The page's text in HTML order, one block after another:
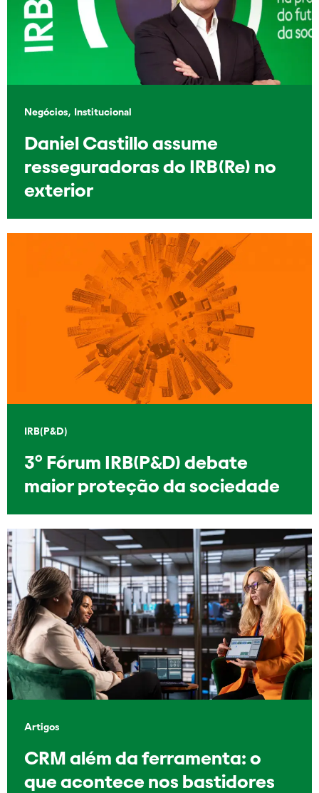
Negócios, Institucional
Daniel Castillo assume
resseguradoras do IRB(Re) no
exterior
IRB(P&D)
3º Fórum IRB(P&D) debate
maior proteção da sociedade
Artigos
CRM além da ferramenta: o
que acontece nos bastidores